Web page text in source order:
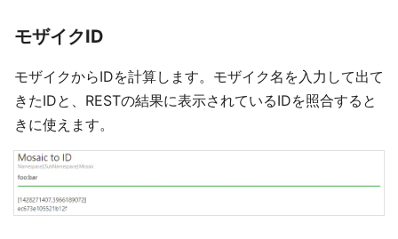
モザイクID
モザイクからIDを計算します。モザイク名を入力して出て
きたIDと、RESTの結果に表示されているIDを照合すると
きに使えます。